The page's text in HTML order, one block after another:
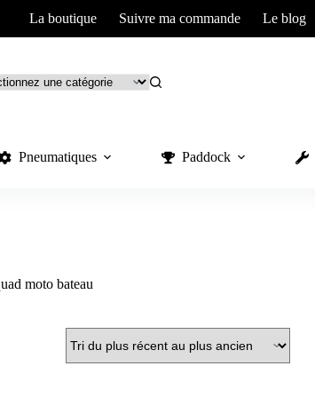
La boutique Suivre ma commande Le blog
Pneumatiques Paddock
moto bateau